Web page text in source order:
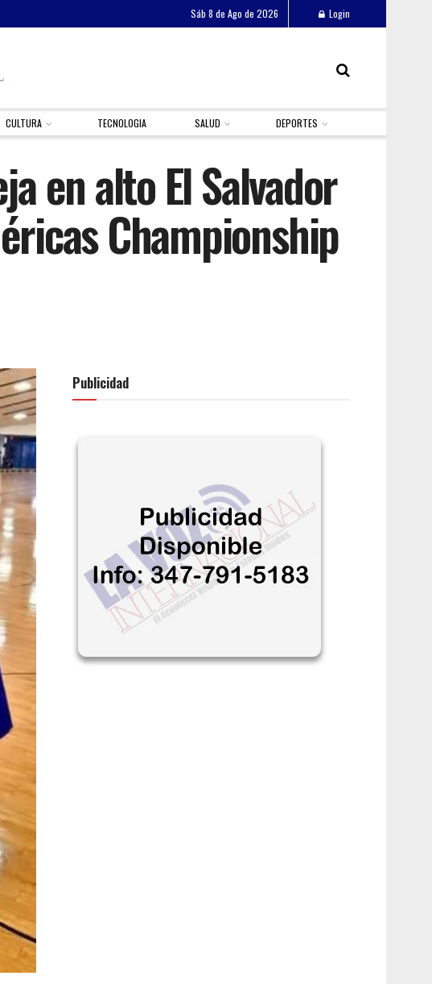
Sáb 8 de Ago de 2026 Login
CULTURA TECNOLOGIA SALUD DEPORTES
en alto El Salvador
Championship
Publicidad